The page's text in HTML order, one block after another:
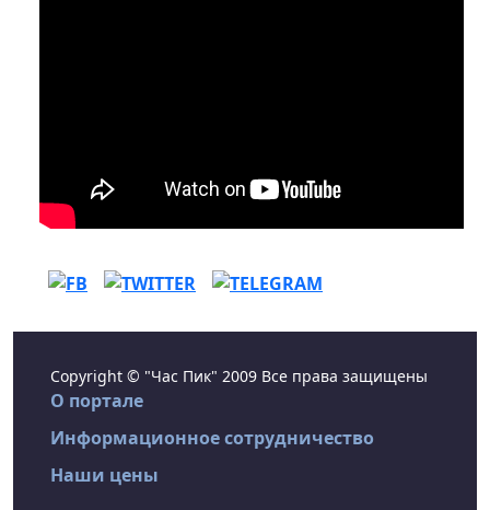
Copyright © "Час Пик" 2009 Все права защищены
О портале
Информационное сотрудничество
Наши цены